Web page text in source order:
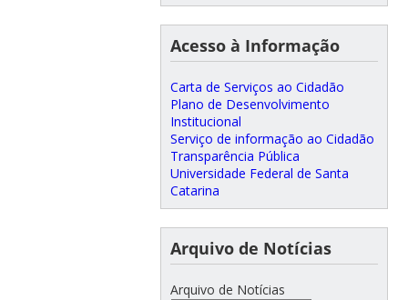
Acesso à Informação
Carta de Serviços ao Cidadão
Plano de Desenvolvimento
Institucional
Serviço de informação ao Cidadão
Transparência Pública
Universidade Federal de Santa
Catarina
Arquivo de Notícias
Arquivo de Notícias